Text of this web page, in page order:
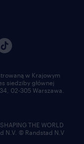
w Krajowym
siedziby głównej
02-305 Warszawa.
THE WORLD
N.V. © Randstad N.V